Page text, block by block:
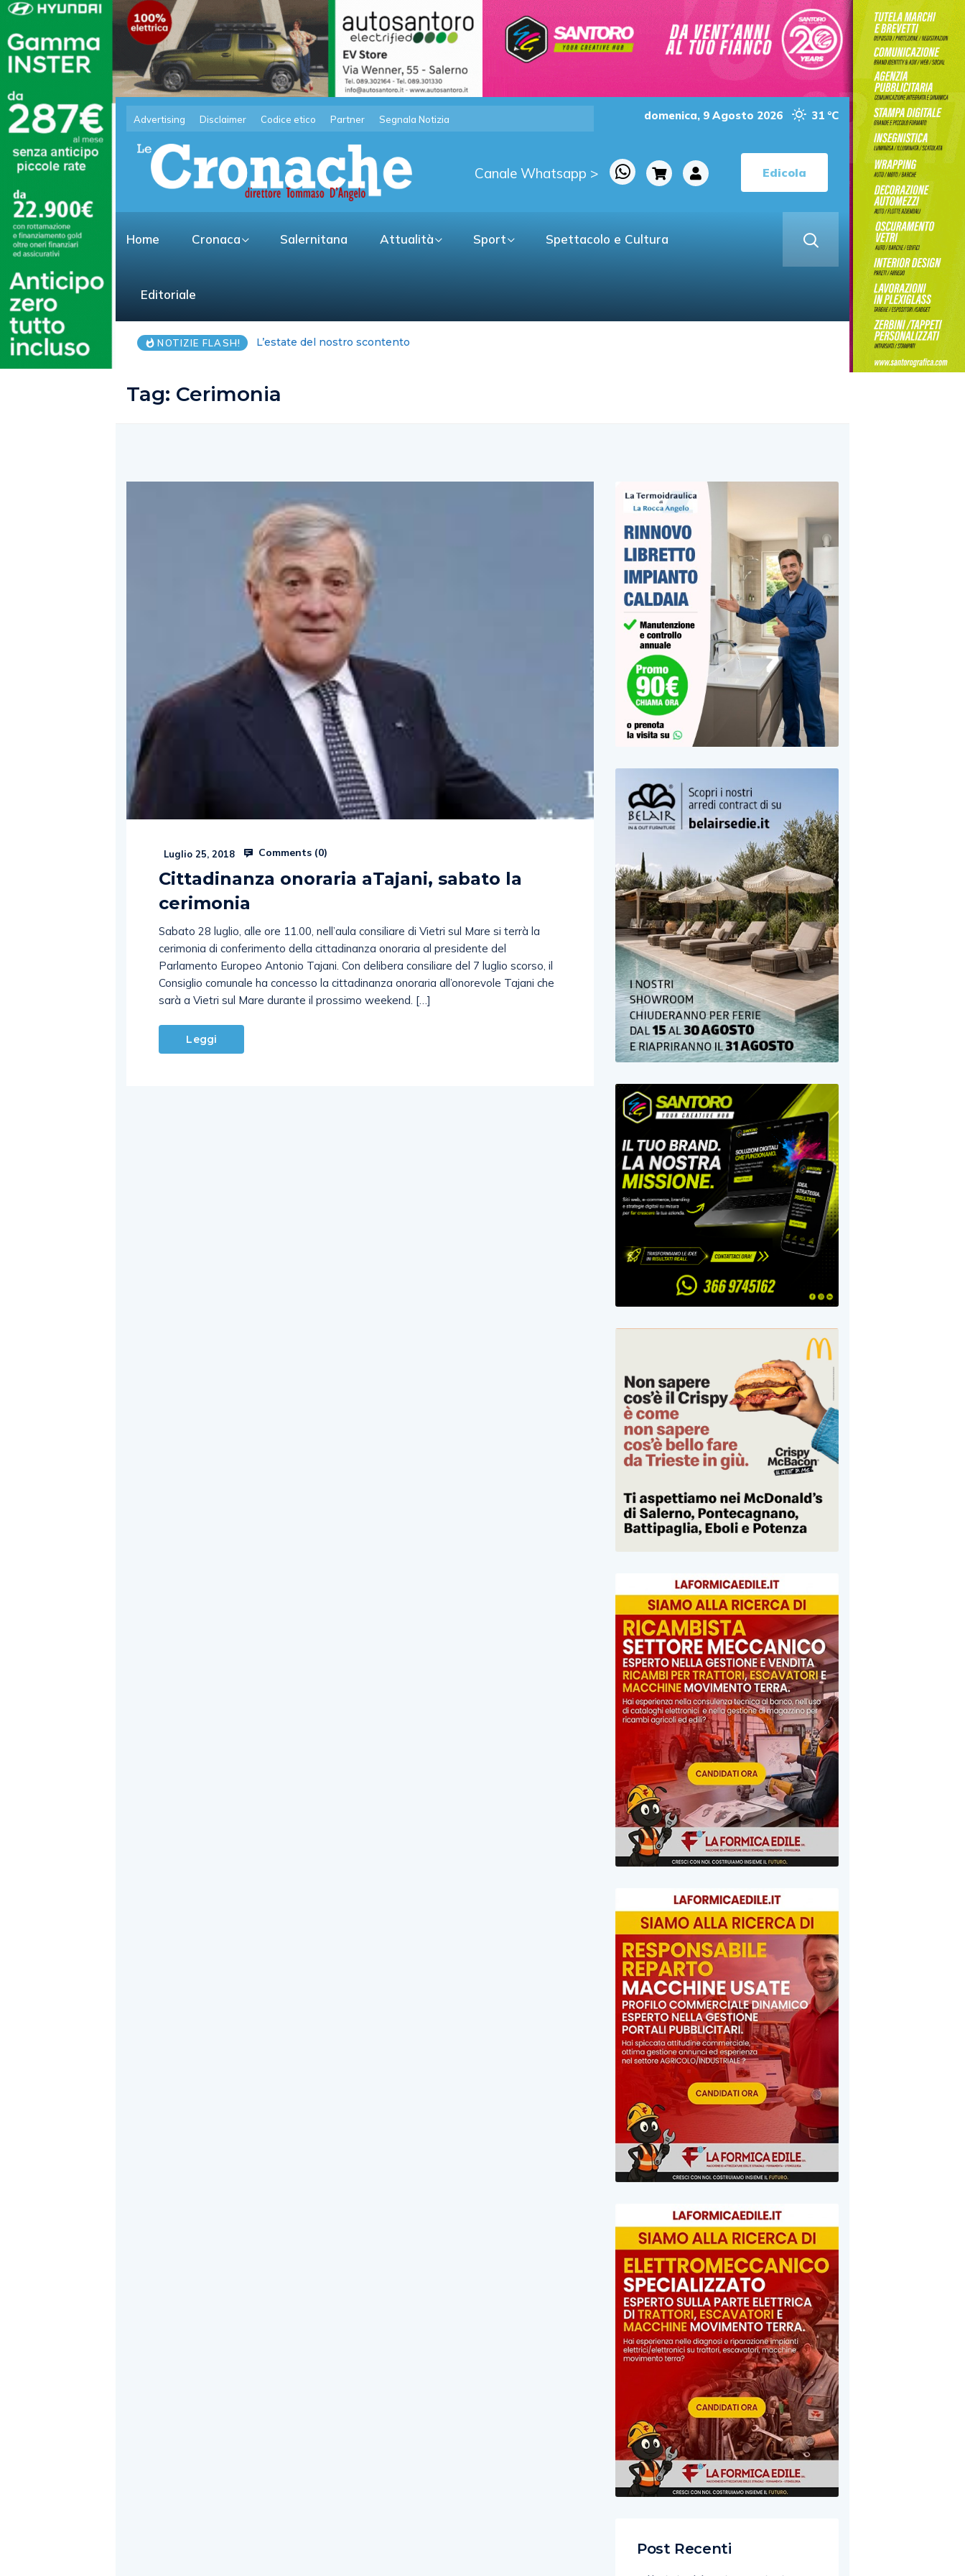
Advertising Disclaimer Codice etico Partner Segnala Notizia domenica, 9 Agosto 2026 31 °C
Canale Whatsapp > Edicola
Home Cronaca Salernitana Attualità Sport Spettacolo e Cultura
Editoriale
NOTIZIE FLASH! Salernitana: “Din Don, din don… ha segnato Bocalon”
Tag: Cerimonia
Luglio 25, 2018 Comments (0)
Cittadinanza onoraria aTajani, sabato la
cerimonia
Sabato 28 luglio, alle ore 11.00, nell’aula consiliare di Vietri sul Mare si terrà la
cerimonia di conferimento della cittadinanza onoraria al presidente del
Parlamento Europeo Antonio Tajani. Con delibera consiliare del 7 luglio scorso, il
Consiglio comunale ha concesso la cittadinanza onoraria all’onorevole Tajani che
sarà a Vietri sul Mare durante il prossimo weekend. […]
Leggi
Post Recenti